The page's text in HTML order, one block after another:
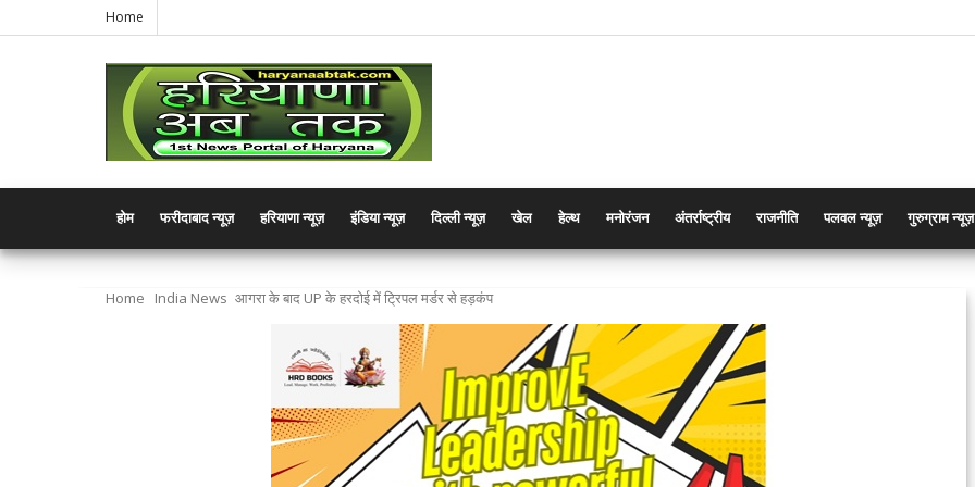
Home
होम फरीदाबाद न्यूज़ हरियाणा न्यूज़ इंडिया न्यूज़ दिल्ली न्यूज़ खेल हेल्थ मनोरंजन अंतर्राष्ट्रीय राजनीति पलवल न्यूज़ गुरुग्राम न्यूज़
Home India News आगरा के बाद UP के हरदोई में ट्रिपल मर्डर से हड़कंप